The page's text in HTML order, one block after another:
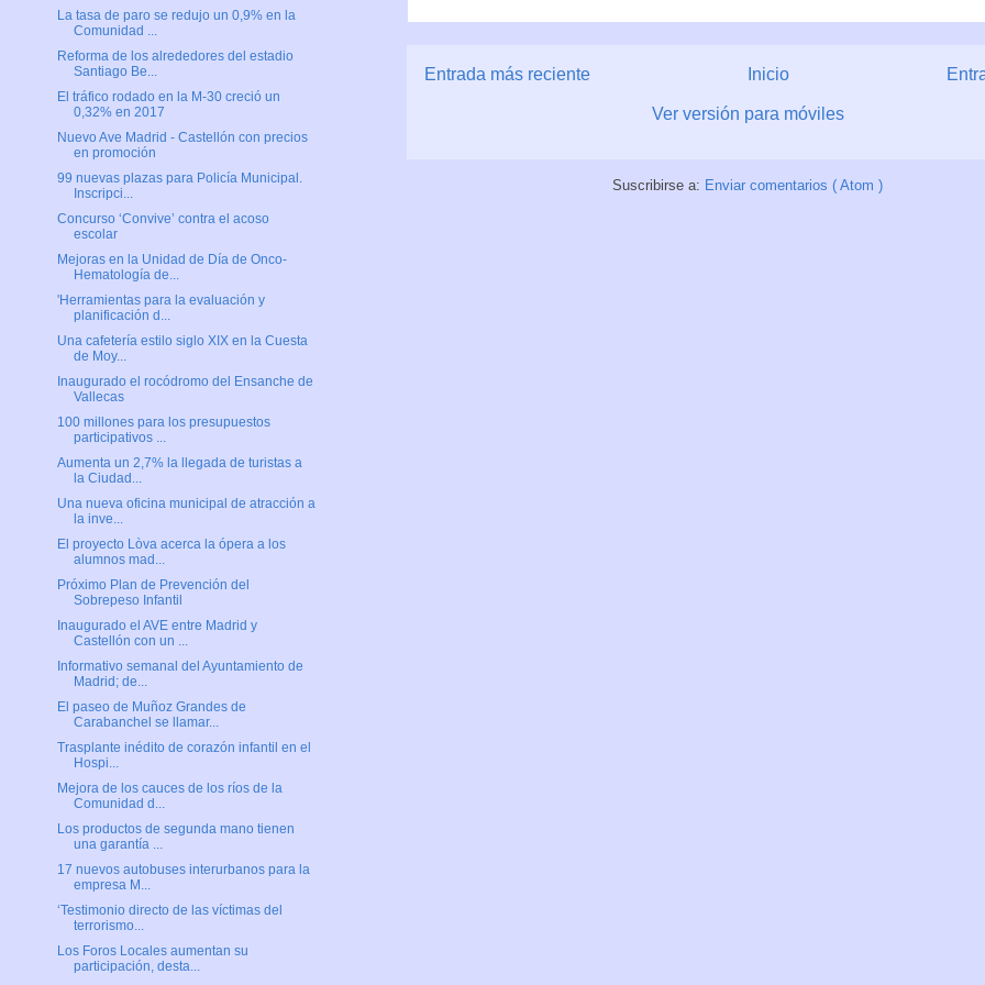
Entrada más reciente Inicio
Ver versión para móviles
Suscribirse a: Enviar comentarios ( Atom )
La tasa de paro se redujo un 0,9% en la
Comunidad ...
Reforma de los alrededores del estadio
Santiago Be...
El tráfico rodado en la M-30 creció un
0,32% en 2017
Nuevo Ave Madrid - Castellón con precios
en promoción
99 nuevas plazas para Policía Municipal.
Inscripci...
Concurso ‘Convive’ contra el acoso
escolar
Mejoras en la Unidad de Día de Onco-
Hematología de...
'Herramientas para la evaluación y
planificación d...
Una cafetería estilo siglo XIX en la Cuesta
de Moy...
Inaugurado el rocódromo del Ensanche de
Vallecas
100 millones para los presupuestos
participativos ...
Aumenta un 2,7% la llegada de turistas a
la Ciudad...
Una nueva oficina municipal de atracción a
la inve...
El proyecto Lòva acerca la ópera a los
alumnos mad...
Próximo Plan de Prevención del
Sobrepeso Infantil
Inaugurado el AVE entre Madrid y
Castellón con un ...
Informativo semanal del Ayuntamiento de
Madrid; de...
El paseo de Muñoz Grandes de
Carabanchel se llamar...
Trasplante inédito de corazón infantil en el
Hospi...
Mejora de los cauces de los ríos de la
Comunidad d...
Los productos de segunda mano tienen
una garantía ...
17 nuevos autobuses interurbanos para la
empresa M...
‘Testimonio directo de las víctimas del
terrorismo...
Los Foros Locales aumentan su
participación, desta...